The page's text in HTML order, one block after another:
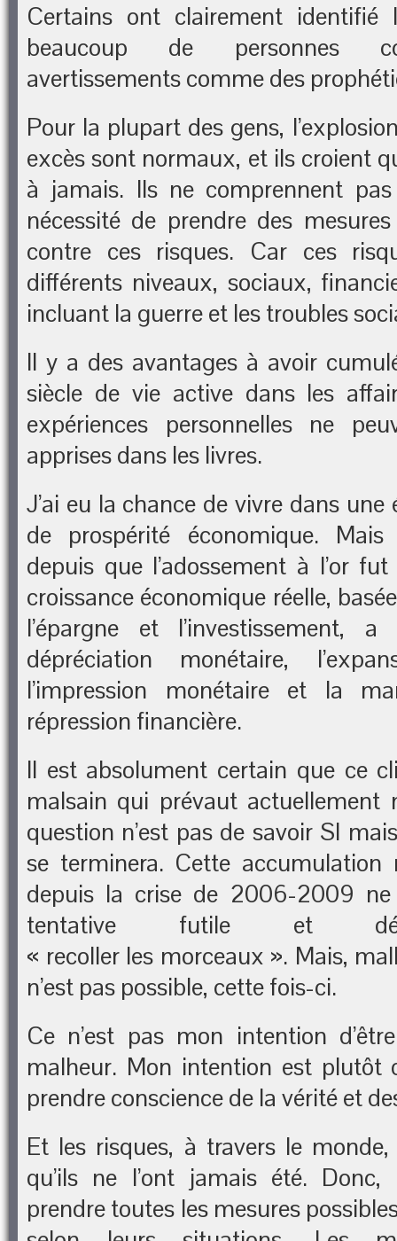
Certains ont clairement identifié
beaucoup de personnes
avertissements comme des
Pour la plupart des gens,
excès sont normaux, et ils croient
à jamais. Ils ne comprennent
nécessité de prendre des
contre ces risques. Car ces
différents niveaux, sociaux,
incluant la guerre et les troubles
Il y a des avantages à avoir
siècle de vie active dans les
expériences personnelles ne
apprises dans les livres.
J’ai eu la chance de vivre dans
de prospérité économique. Mais
depuis que l’adossement à l’or
croissance économique réelle,
l’épargne et
dépréciation monétaire,
l’impression monétaire et la
répression financière.
Il est absolument certain que ce
malsain qui prévaut actuellement
question n’est pas de savoir SI
se terminera. Cette accumulation
depuis la crise de 2006-2009 ne
tentative futile et
« recoller les morceaux ». Mais,
n’est pas possible, cette fois-ci.
Ce n’est pas mon intention
malheur. Mon intention est plutôt
prendre conscience de la vérité et
Et les risques, à travers le
qu’ils ne l’ont jamais été.
prendre toutes les mesures